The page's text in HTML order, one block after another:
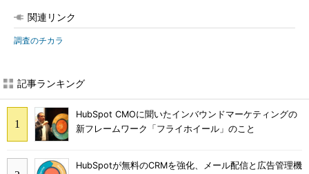
関連リンク
調査のチカラ
記事ランキング
HubSpot CMOに聞いたインバウンドマーケティングの
新フレームワーク「フライホイール」のこと
HubSpotが無料のCRMを強化、メール配信と広告管理機